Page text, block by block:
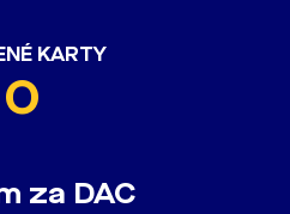
KARTY
0
za DAC